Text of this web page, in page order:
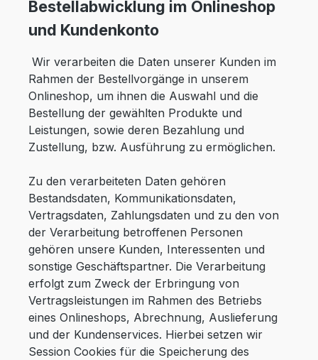
Bestellabwicklung im Onlineshop
und Kundenkonto
Wir verarbeiten die Daten unserer Kunden im
Rahmen der Bestellvorgänge in unserem
Onlineshop, um ihnen die Auswahl und die
Bestellung der gewählten Produkte und
Leistungen, sowie deren Bezahlung und
Zustellung, bzw. Ausführung zu ermöglichen.
Zu den verarbeiteten Daten gehören
Bestandsdaten, Kommunikationsdaten,
Vertragsdaten, Zahlungsdaten und zu den von
der Verarbeitung betroffenen Personen
gehören unsere Kunden, Interessenten und
sonstige Geschäftspartner. Die Verarbeitung
erfolgt zum Zweck der Erbringung von
Vertragsleistungen im Rahmen des Betriebs
eines Onlineshops, Abrechnung, Auslieferung
und der Kundenservices. Hierbei setzen wir
Session Cookies für die Speicherung des